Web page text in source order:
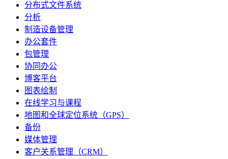
分布式文件系统
分析
制造设备管理
办公套件
包管理
协同办公
博客平台
图表绘制
在线学习与课程
地图和全球定位系统（GPS）
备份
媒体管理
客户关系管理（CRM）